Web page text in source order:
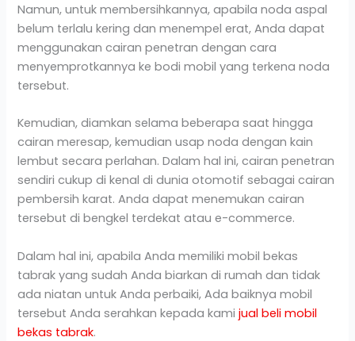
Namun, untuk membersihkannya, apabila noda aspal
belum terlalu kering dan menempel erat, Anda dapat
menggunakan cairan penetran dengan cara
menyemprotkannya ke bodi mobil yang terkena noda
tersebut.
Kemudian, diamkan selama beberapa saat hingga
cairan meresap, kemudian usap noda dengan kain
lembut secara perlahan. Dalam hal ini, cairan penetran
sendiri cukup di kenal di dunia otomotif sebagai cairan
pembersih karat. Anda dapat menemukan cairan
tersebut di bengkel terdekat atau e-commerce.
Dalam hal ini, apabila Anda memiliki mobil bekas
tabrak yang sudah Anda biarkan di rumah dan tidak
ada niatan untuk Anda perbaiki, Ada baiknya mobil
tersebut Anda serahkan kepada kamijual beli mobil
bekas tabrak.